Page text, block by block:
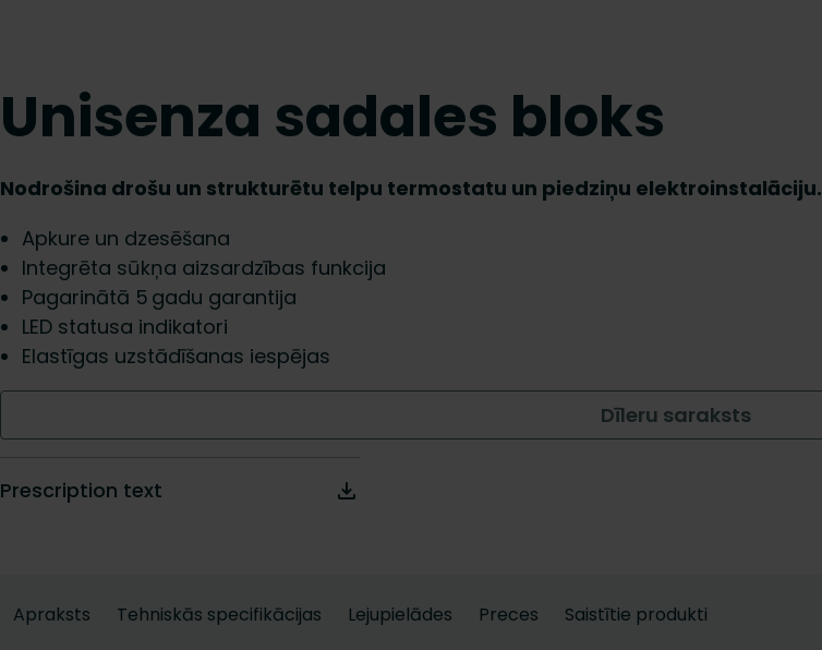
Unisenza sadales bloks
Nodrošina drošu un strukturētu telpu termostatu un piedziņu elektroinstalāciju.
Apkure un dzesēšana
Integrēta sūkņa aizsardzības funkcija
Pagarinātā 5 gadu garantija
LED statusa indikatori
Elastīgas uzstādīšanas iespējas
Dīleru saraksts
Prescription text
Apraksts Tehniskās specifikācijas Lejupielādes Preces Saistītie produkti